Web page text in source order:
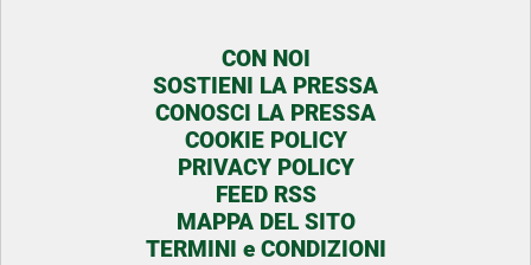
CON NOI
SOSTIENI LA PRESSA
CONOSCI LA PRESSA
COOKIE POLICY
PRIVACY POLICY
FEED RSS
MAPPA DEL SITO
TERMINI e CONDIZIONI